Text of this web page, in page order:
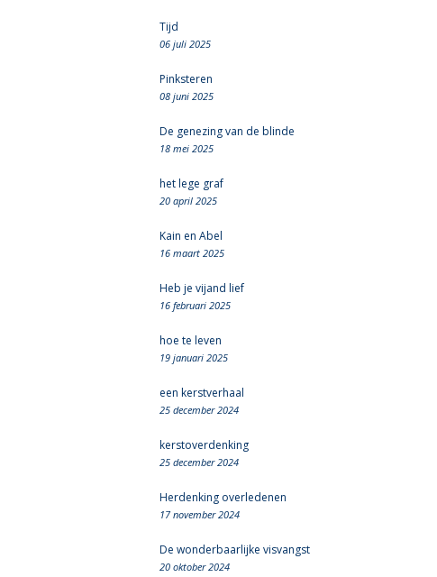
Tijd
06 juli 2025
Pinksteren
08 juni 2025
De genezing van de blinde
18 mei 2025
het lege graf
20 april 2025
Kain en Abel
16 maart 2025
Heb je vijand lief
16 februari 2025
hoe te leven
19 januari 2025
een kerstverhaal
25 december 2024
kerstoverdenking
25 december 2024
Herdenking overledenen
17 november 2024
De wonderbaarlijke visvangst
20 oktober 2024